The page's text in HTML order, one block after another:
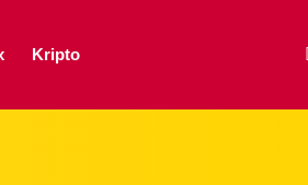
Kripto